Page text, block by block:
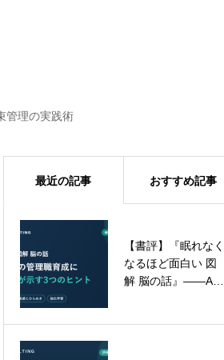
管理の実践術
最近の記事 おすすめ記事
【書評】『眠れなく
なるほど面白い 図
解 脳の話』——AI
管理職研修で「課題
解決力」を鍛える理
由——現場で即実践